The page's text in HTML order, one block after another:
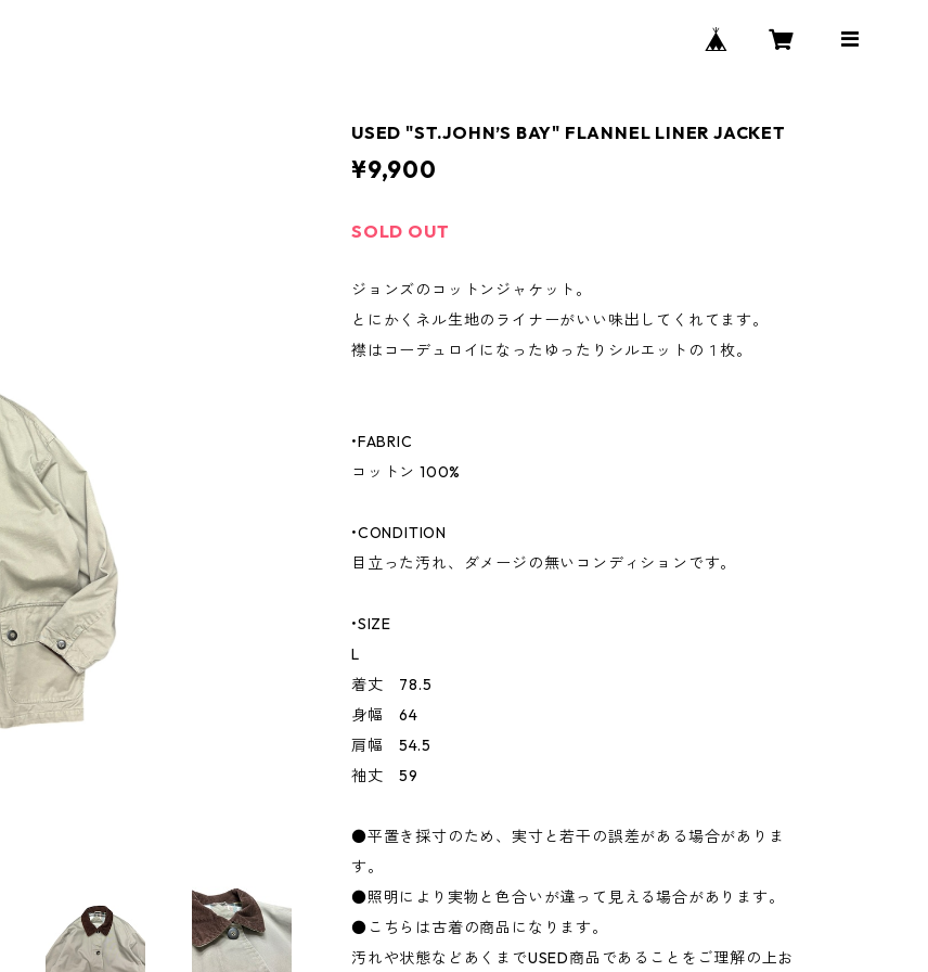
USED "ST.JOHN’S BAY" FLANNEL LINER JACKET
¥9,900
SOLD OUT
ジョンズのコットンジャケット。
とにかくネル生地のライナーがいい味出してくれてます。
襟はコーデュロイになったゆったりシルエットの１枚。
•FABRIC
コットン 100%
•CONDITION
目立った汚れ、ダメージの無いコンディションです。
•SIZE
L
着丈 78.5
身幅 64
肩幅 54.5
袖丈 59
●平置き採寸のため、実寸と若干の誤差がある場合がありま
す。
●照明により実物と色合いが違って見える場合があります。
●こちらは古着の商品になります。
汚れや状態などあくまでUSED商品であることをご理解の上お